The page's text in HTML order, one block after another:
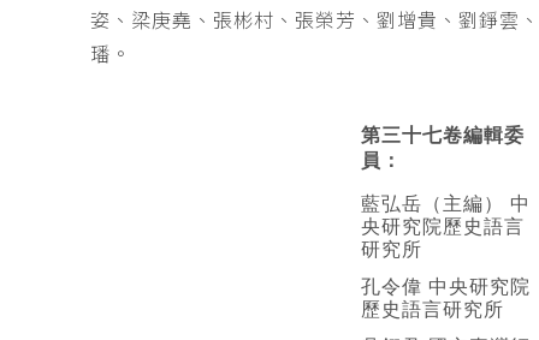
姿、梁庚堯、張彬村、張榮芳、劉增貴、劉錚雲
璠。
第三十七卷編輯委
員：
藍弘岳（主編） 中
央研究院歷史語言
研究所
孔令偉 中央研究院
歷史語言研究所